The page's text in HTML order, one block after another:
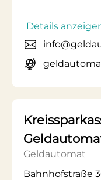
Details
Geldautomat
Bahnhofstraße